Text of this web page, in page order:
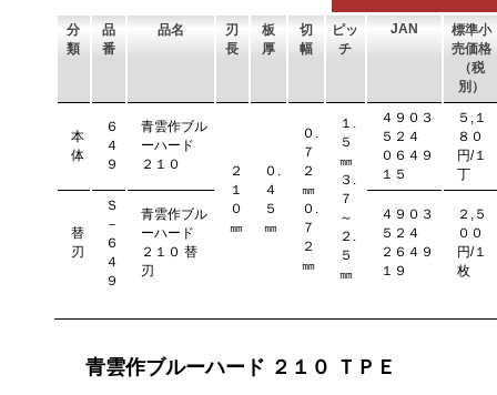
分
類
品
番
品名
刃
長
板
厚
切
幅
ピッ
チ
JAN
標準小
売価格
（税
別）
本
体
６
４
９
青雲作ブル
ーハード
２１０
２
１
０
㎜
０.
４
５
㎜
０.
７
２
㎜
０.
７
２
㎜
１.
５
㎜
３.
７
～
２.
５
㎜
４９０３
５２４
０６４９
１５
５,１
８０
円/１
丁
替
刃
Ｓ
－
６
４
９
青雲作ブル
ーハード
２１０ 替
刃
４９０３
５２４
２６４９
１９
２,５
００
円/１
枚
青雲作ブルーハード ２１０ ＴＰＥ